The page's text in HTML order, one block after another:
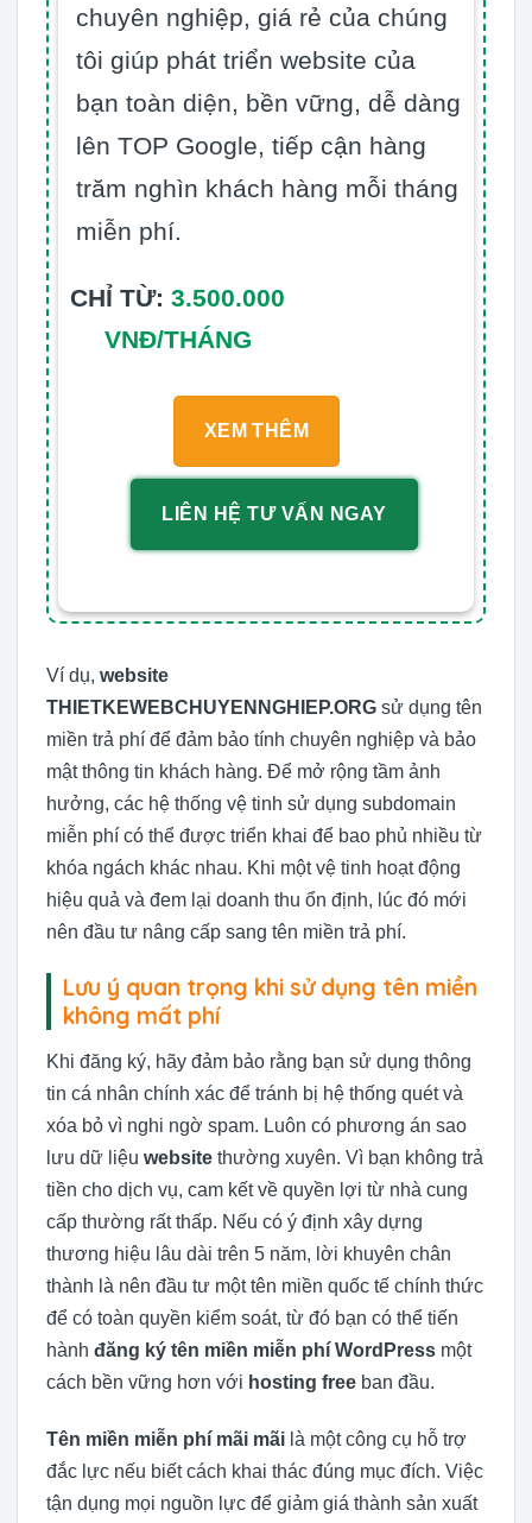
chuyên nghiệp, giá rẻ của chúng
tôi giúp phát triển website của
bạn toàn diện, bền vững, dễ dàng
lên TOP Google, tiếp cận hàng
trăm nghìn khách hàng mỗi tháng
miễn phí.
CHỈ TỪ: 3.500.000
VNĐ/THÁNG
XEM THÊM
LIÊN HỆ TƯ VẤN NGAY
Ví dụ, website
THIETKEWEBCHUYENNGHIEP.ORG sử dụng tên
miền trả phí để đảm bảo tính chuyên nghiệp và bảo
mật thông tin khách hàng. Để mở rộng tầm ảnh
hưởng, các hệ thống vệ tinh sử dụng subdomain
miễn phí có thể được triển khai để bao phủ nhiều từ
khóa ngách khác nhau. Khi một vệ tinh hoạt động
hiệu quả và đem lại doanh thu ổn định, lúc đó mới
nên đầu tư nâng cấp sang tên miền trả phí.
Lưu ý quan trọng khi sử dụng tên miền
không mất phí
Khi đăng ký, hãy đảm bảo rằng bạn sử dụng thông
tin cá nhân chính xác để tránh bị hệ thống quét và
xóa bỏ vì nghi ngờ spam. Luôn có phương án sao
lưu dữ liệu website thường xuyên. Vì bạn không trả
tiền cho dịch vụ, cam kết về quyền lợi từ nhà cung
cấp thường rất thấp. Nếu có ý định xây dựng
thương hiệu lâu dài trên 5 năm, lời khuyên chân
thành là nên đầu tư một tên miền quốc tế chính thức
để có toàn quyền kiểm soát, từ đó bạn có thể tiến
hành đăng ký tên miền miễn phí WordPress một
cách bền vững hơn với hosting free ban đầu.
Tên miền miễn phí mãi mãi là một công cụ hỗ trợ
đắc lực nếu biết cách khai thác đúng mục đích. Việc
tận dụng mọi nguồn lực để giảm giá thành sản xuất